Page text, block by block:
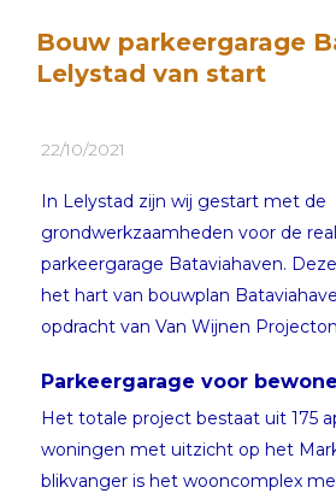
Bouw parkeergarage
Lelystad van start
22/10/2021
In Lelystad zijn wij gestart met de
grondwerkzaamheden voor de
parkeergarage Bataviahaven.
het hart van bouwplan
opdracht van Van Wijnen
Parkeergarage voor
Het totale project bestaat uit 175
woningen met uitzicht op het
blikvanger is het wooncomplex